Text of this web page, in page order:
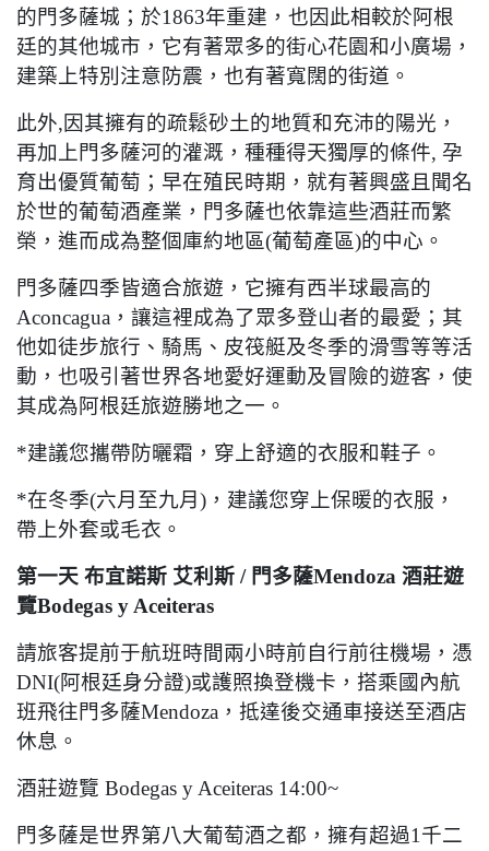
的門多薩城；於1863年重建，也因此相較於阿根
廷的其他城市，它有著眾多的街心花園和小廣場，
建築上特別注意防震，也有著寬闊的街道。
此外,因其擁有的疏鬆砂土的地質和充沛的陽光，
再加上門多薩河的灌溉，種種得天獨厚的條件, 孕
育出優質葡萄；早在殖民時期，就有著興盛且聞名
於世的葡萄酒產業，門多薩也依靠這些酒莊而繁
榮，進而成為整個庫約地區(葡萄產區)的中心。
門多薩四季皆適合旅遊，它擁有西半球最高的
Aconcagua ，讓這裡成為了眾多登山者的最愛；其
他如徒步旅行、騎馬、皮筏艇及冬季的滑雪等等活
動，也吸引著世界各地愛好運動及冒險的遊客，使
其成為阿根廷旅遊勝地之一。
*建議您攜帶防曬霜，穿上舒適的衣服和鞋子。
*在冬季(六月至九月 ) ，建議您穿上保暖的衣服，
帶上外套或毛衣。
第一天 布宜諾斯 艾利斯 / 門多薩Mendoza 酒莊遊
覽Bodegas y Aceiteras
請旅客提前于航班時間兩小時前自行前往機場，憑
DNI(阿根廷身分證)或護照換登機卡，搭乘國內航
班飛往門多薩Mendoza ，抵達後交通車接送至酒店
休息。
酒莊遊覽 Bodegas y Aceiteras 14:00~
門多薩是世界第八大葡萄酒之都，擁有超過1 千二